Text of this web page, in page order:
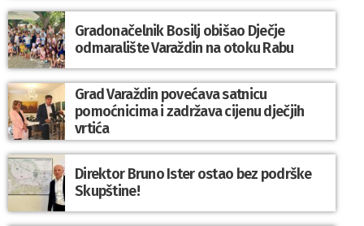
Gradonačelnik Bosilj obišao Dječje
odmaralište Varaždin na otoku Rabu
Grad Varaždin povećava satnicu
pomoćnicima i zadržava cijenu dječjih
vrtića
Direktor Bruno Ister ostao bez podrške
Skupštine!